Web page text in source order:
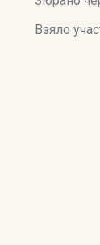
Взяло